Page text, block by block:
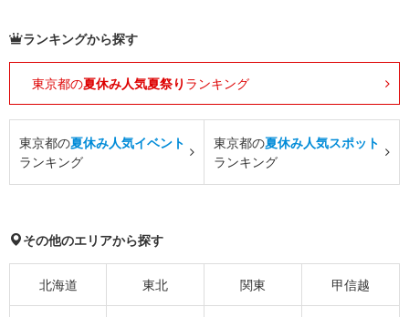
ランキングから探す
東京都の夏休み人気夏祭り ランキング
東京都の夏休み人気イベント
ランキング
東京都の夏休み人気スポット
ランキング
その他のエリアから探す
北海道 東北 関東 甲信越